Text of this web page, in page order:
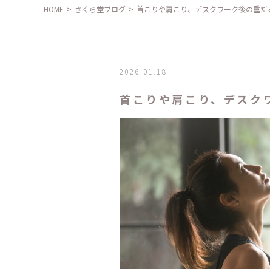
HOME > さくら堂ブログ > 首こりや肩こり、デスクワーク後の重だ
2026.01.18
首こりや肩こり、デスク